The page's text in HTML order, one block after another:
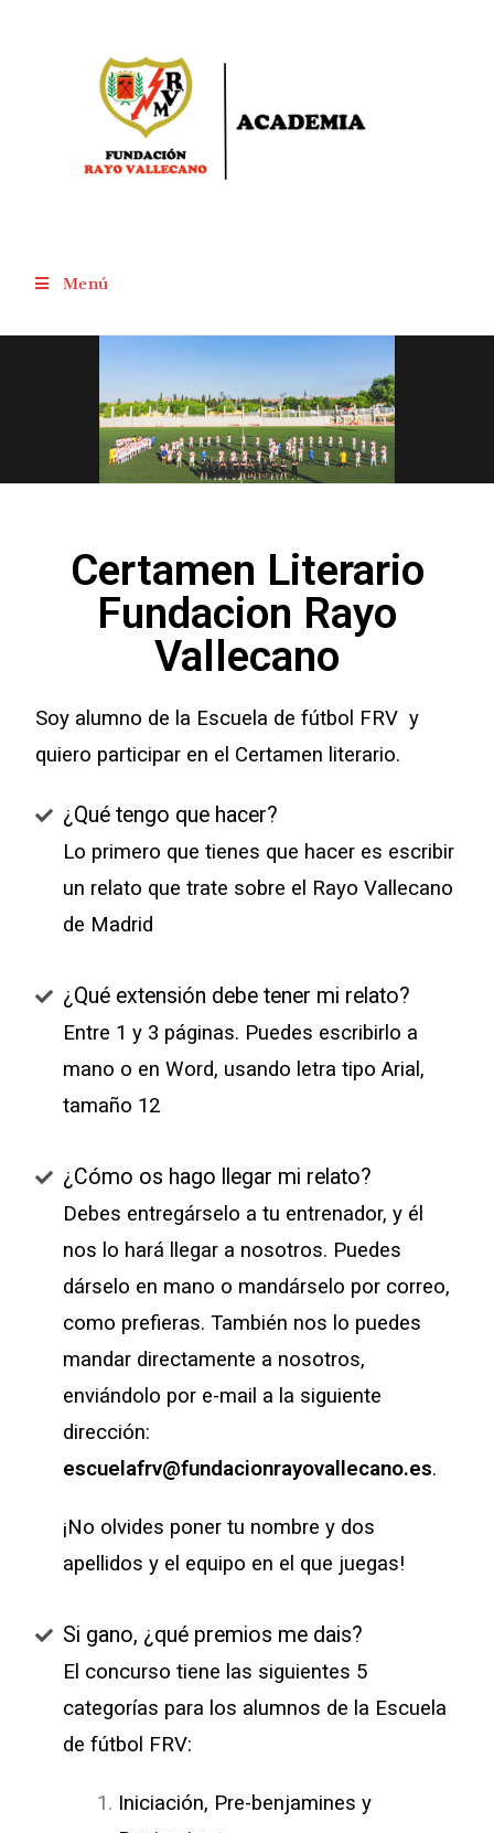
Menú
Instrucciones Certamen Literario
FRV
Certamen Literario
Fundacion Rayo
Vallecano
Soy alumno de la Escuela de fútbol FRV y
quiero participar en el Certamen literario.
¿Qué tengo que hacer?
Lo primero que tienes que hacer es escribir
un relato que trate sobre el Rayo Vallecano
de Madrid
¿Qué extensión debe tener mi relato?
Entre 1 y 3 páginas. Puedes escribirlo a
mano o en Word, usando letra tipo Arial,
tamaño 12
¿Cómo os hago llegar mi relato?
Debes entregárselo a tu entrenador, y él
nos lo hará llegar a nosotros. Puedes
dárselo en mano o mandárselo por correo,
como prefieras. También nos lo puedes
mandar directamente a nosotros,
enviándolo por e-mail a la siguiente
dirección:
escuelafrv@fundacionrayovallecano.es.
¡No olvides poner tu nombre y dos
apellidos y el equipo en el que juegas!
Si gano, ¿qué premios me dais?
El concurso tiene las siguientes 5
categorías para los alumnos de la Escuela
de fútbol FRV:
Iniciación, Pre-benjamines y